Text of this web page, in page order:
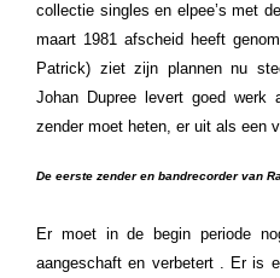
collectie singles en elpee’s met
maart 1981 afscheid heeft
Patrick) ziet zijn plannen nu
Johan Dupree levert goed
zender moet heten, er uit als een
De eerste zender en bandrecordervan
Er moet in de begin periode
aangeschaft en verbetert . Er is